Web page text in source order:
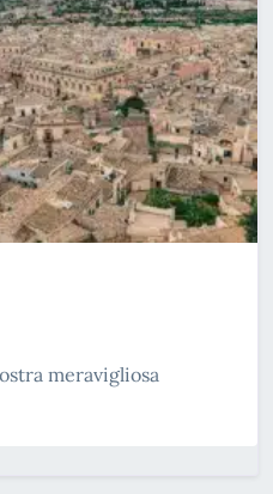
meravigliosa